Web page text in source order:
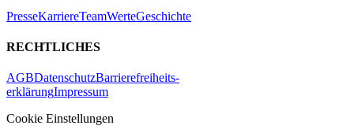
PresseKarriereTeamWerteGeschichte
RECHTLICHES
AGBDatenschutzBarrierefreiheits-
erklärungImpressum
Cookie Einstellungen